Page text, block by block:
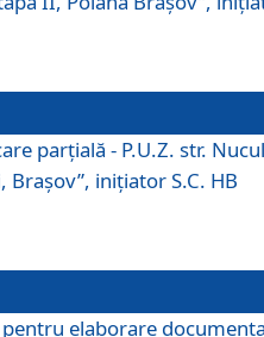
parţială - P.U.Z. str.
Braşov”, iniţiator S.C. HB
elaborare